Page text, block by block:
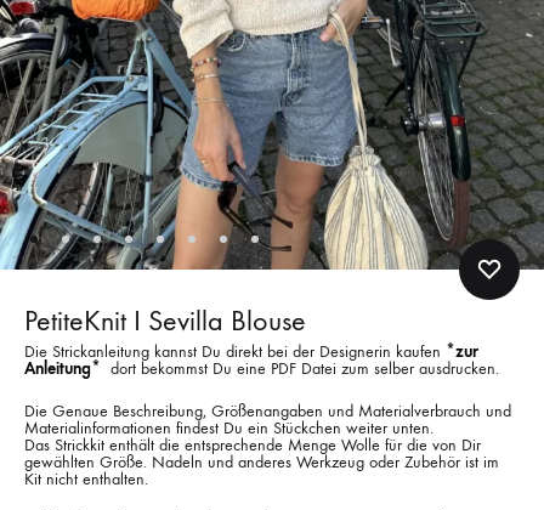
PetiteKnit I Sevilla Blouse
Die Strickanleitung kannst Du direkt bei der Designerin kaufen *zur
Anleitung* dort bekommst Du eine PDF Datei zum selber ausdrucken.
Die Genaue Beschreibung, Größenangaben und Materialverbrauch und
Materialinformationen findest Du ein Stückchen weiter unten.
Das Strickkit enthält die entsprechende Menge Wolle für die von Dir
gewählten Größe. Nadeln und anderes Werkzeug oder Zubehör ist im
Kit nicht enthalten.